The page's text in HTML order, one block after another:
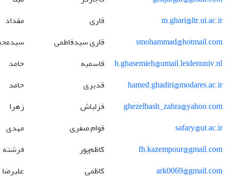
m.ghari@ltr.ui.ac.ir
قاری
مقداد
smohammad@hotmail.com
قاری سیدفاطمی
h.ghasemieh@umail.leidenuniv.nl
قاسمیه
حامد
hamed.ghadiri@modares.ac.ir
قدیری
حامد
ghezelbash_zahra@yahoo.com
قزلباش
زهرا
safary@ut.ac.ir
قوام صفری
مهدی
fh.kazempour@gmail.com
کاظم‌پور
فرشته
ark0069@gmail.com
کاظمی
علیرضا